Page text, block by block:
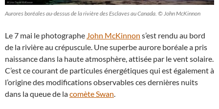
Aurores boréales au-dessus de la rivière des Esclaves au Canada. © John McKinnon
Le 7 mai le photographe John McKinnon s’est rendu au bord
de la rivière au crépuscule. Une superbe aurore boréale a pris
naissance dans la haute atmosphère, attisée par le vent solaire.
C’est ce courant de particules énergétiques qui est également à
l’origine des modifications observables ces dernières nuits
dans la queue de lacomète Swan